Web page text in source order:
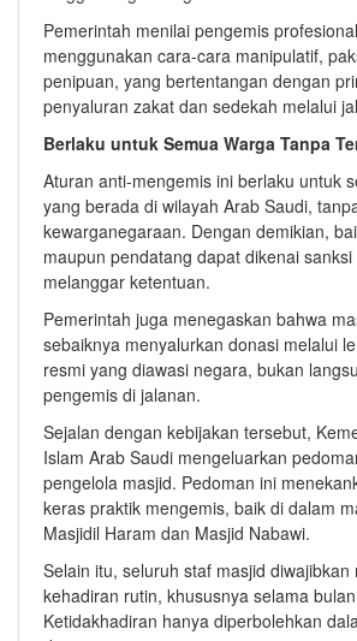
Pemerintah menilai pengemis
menggunakan cara-cara manipulatif,
penipuan, yang bertentangan dengan
penyaluran zakat dan sedekah melalui
Berlaku untuk Semua Warga Tanpa
Aturan anti-mengemis ini berlaku untuk
yang berada di wilayah Arab Saudi,
kewarganegaraan. Dengan demikian,
maupun pendatang dapat dikenai
melanggar ketentuan.
Pemerintah juga menegaskan bahwa
sebaiknya menyalurkan donasi melalui
resmi yang diawasi negara, bukan
pengemis di jalanan.
Sejalan dengan kebijakan tersebut,
Islam Arab Saudi mengeluarkan
pengelola masjid. Pedoman ini
keras praktik mengemis, baik di dalam
Masjidil Haram dan Masjid Nabawi.
Selain itu, seluruh staf masjid diwajibkan
kehadiran rutin, khususnya selama
Ketidakhadiran hanya diperbolehkan